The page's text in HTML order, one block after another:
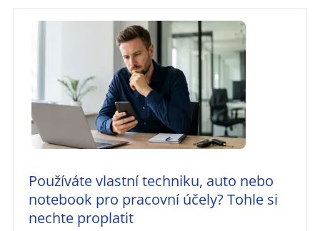
Používáte vlastní techniku, auto nebo
notebook pro pracovní účely? Tohle si
nechte proplatit